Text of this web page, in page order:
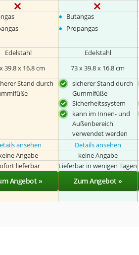
• Butangas
• Propangas
Edelstahl Edelstahl
39.8 x 16.8 cm 73 x 39.8 x 16.8 cm
Stand durch
sicherer Stand durch
Gummifüße
Sicherheitssystem
kann im Innen- und
Außenbereich
verwendet werden
ansehen Details ansehen
Angabe keine Angabe
lieferbar Lieferbar in wenigen Tagen
Angebot » Zum Angebot »